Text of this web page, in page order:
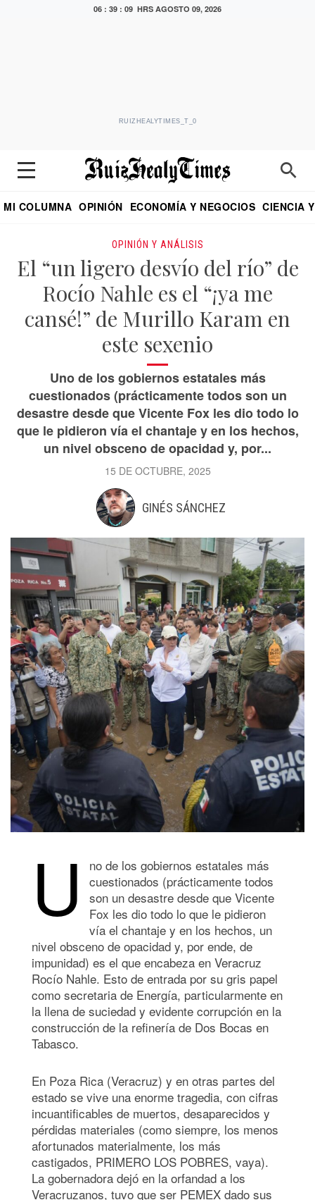
06 : 39 : 10 HRS AGOSTO 09, 2026
RUIZHEALYTIMES_T_0
MI COLUMNA OPINIÓN ECONOMÍA Y NEGOCIOS CIENCIA
OPINIÓN Y ANÁLISIS
El “un ligero desvío del río” de
Rocío Nahle es el “¡ya me
cansé!” de Murillo Karam en
este sexenio
Uno de los gobiernos estatales más
cuestionados (prácticamente todos son un
desastre desde que Vicente Fox les dio todo lo
que le pidieron vía el chantaje y en los hechos,
un nivel obsceno de opacidad y, por...
15 DE OCTUBRE, 2025
GINÉS SÁNCHEZ
U
no de los gobiernos estatales más
cuestionados (prácticamente todos
son un desastre desde que Vicente
Fox les dio todo lo que le pidieron
vía el chantaje y en los hechos, un
nivel obsceno de opacidad y, por ende, de
impunidad) es el que encabeza en Veracruz
Rocío Nahle. Esto de entrada por su gris papel
como secretaria de Energía, particularmente en
la llena de suciedad y evidente corrupción en la
construcción de la refinería de Dos Bocas en
Tabasco.
En Poza Rica (Veracruz) y en otras partes del
estado se vive una enorme tragedia, con cifras
incuantificables de muertos, desaparecidos y
pérdidas materiales (como siempre, los menos
afortunados materialmente, los más
castigados, PRIMERO LOS POBRES, vaya).
La gobernadora dejó en la orfandad a los
Veracruzanos, tuvo que ser PEMEX dado sus